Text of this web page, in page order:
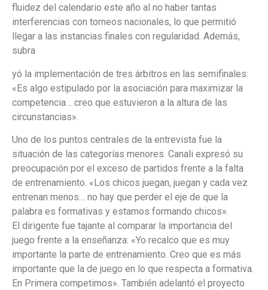
fluidez del calendario este año al no haber tantas
interferencias con torneos nacionales, lo que permitió
llegar a las instancias finales con regularidad. Además,
subra
yó la implementación de tres árbitros en las semifinales:
«Es algo estipulado por la asociación para maximizar la
competencia… creo que estuvieron a la altura de las
circunstancias».
Uno de los puntos centrales de la entrevista fue la
situación de las categorías menores. Canali expresó su
preocupación por el exceso de partidos frente a la falta
de entrenamiento. «Los chicos juegan, juegan y cada vez
entrenan menos… no hay que perder el eje de que la
palabra es formativas y estamos formando chicos».
El dirigente fue tajante al comparar la importancia del
juego frente a la enseñanza: «Yo recalco que es muy
importante la parte de entrenamiento. Creo que es más
importante que la de juego en lo que respecta a formativa.
En Primera competimos». También adelantó el proyecto